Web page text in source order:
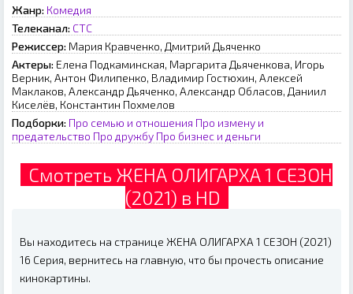
Жанр: Комедия
Телеканал: СТС
Режиссер: Мария Кравченко, Дмитрий Дьяченко
Актеры: Елена Подкаминская, Маргарита Дьяченкова, Игорь
Верник, Антон Филипенко, Владимир Гостюхин, Алексей
Маклаков, Александр Дьяченко, Александр Обласов, Даниил
Киселёв, Константин Похмелов
Подборки: Про семью и отношения Про измену и
предательство Про дружбу Про бизнес и деньги
Смотреть ЖЕНА ОЛИГАРХА 1 СЕЗОН
(2021) в HD
Вы находитесь на странице ЖЕНА ОЛИГАРХА 1 СЕЗОН (2021)
16 Серия, вернитесь на главную, что бы прочесть описание
кинокартины.